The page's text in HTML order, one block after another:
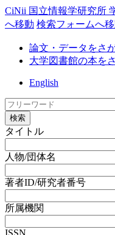
CiNii 国立情報学研究所
へ移動 検索フォームへ
論文・データをさ
大学図書館の本を
English
検索
タイトル
人物/団体名
著者ID/研究者番号
所属機関
ISSN